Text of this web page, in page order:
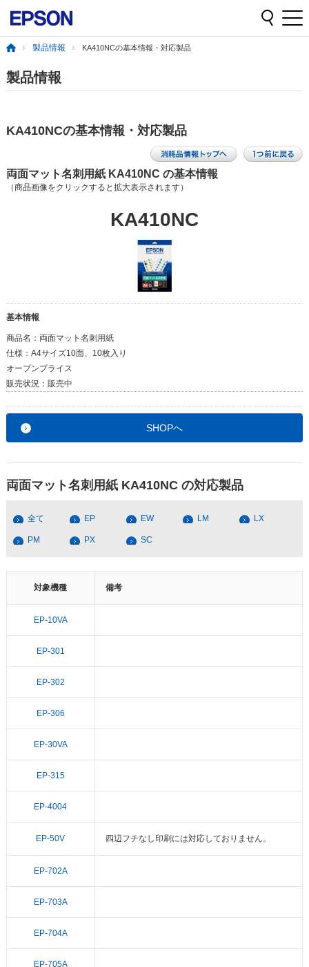
製品情報 KA410NCの基本情報・対応製品
製品情報
KA410NCの基本情報・対応製品
両面マット名刺用紙 KA410NC の基本情報
（商品画像をクリックすると拡大表示されます）
KA410NC
基本情報
商品名： 両面マット名刺用紙
仕様： A4サイズ10面、10枚入り
オープンプライス
販売状況： 販売中
SHOPへ
両面マット名刺用紙 KA410NC の対応製品
全て EP EW LM LX
PM PX SC
対象機種 備考
EP-10VA
EP-301
EP-302
EP-306
EP-30VA
EP-315
EP-4004
EP-50V 四辺フチなし印刷には対応しておりません。
EP-702A
EP-703A
EP-704A
EP-705A